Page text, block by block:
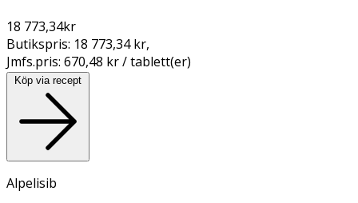
18 773,34kr
Butikspris: 18 773,34 kr,
Jmfs.pris: 670,48 kr / tablett(er)
Köp via recept
Alpelisib